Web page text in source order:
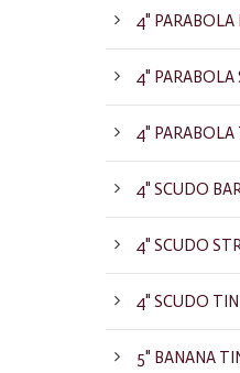
4" PARABOLA
4"
4"
4" SCUDO
4" SCUDO
4" SCUDO
5" BANANA